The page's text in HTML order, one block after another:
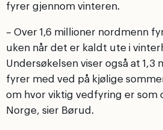
fyrer gjennom vinteren.
– Over 1,6 millioner nordmenn
uken når det er kaldt ute i
Undersøkelsen viser også at 1,3
fyrer med ved på kjølige
om hvor viktig vedfyring er som
Norge, sier Børud.